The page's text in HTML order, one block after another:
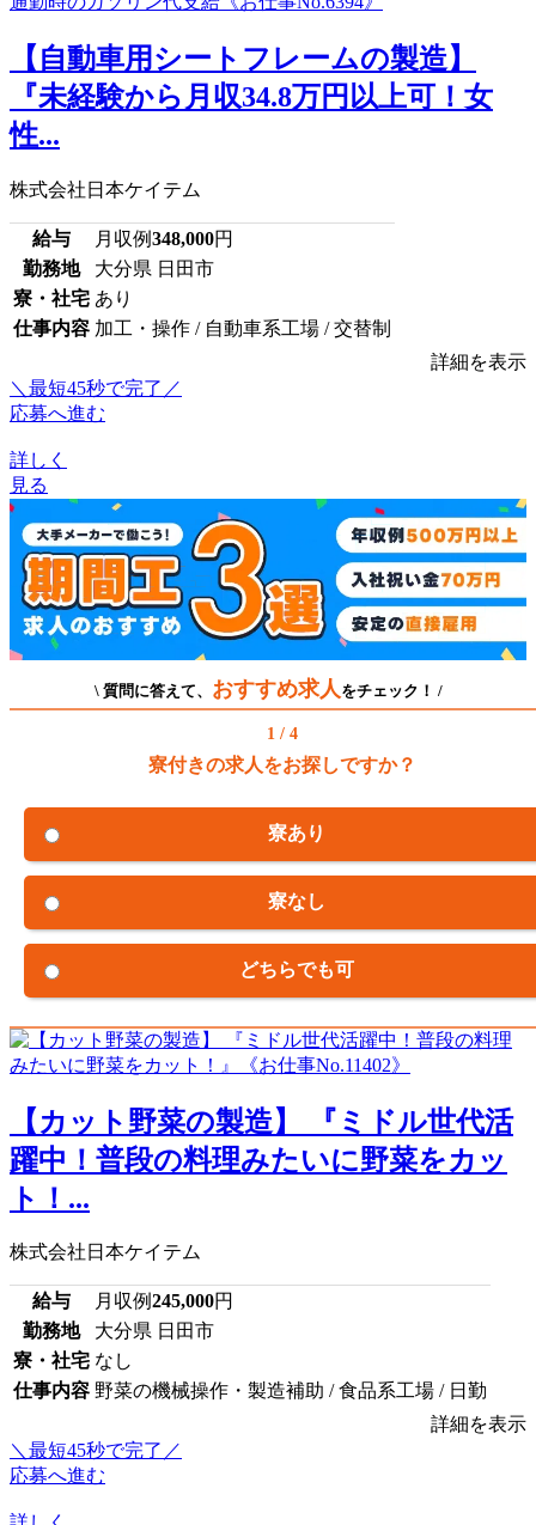
【自動車用シートフレームの製造】
『未経験から月収34.8万円以上可！女
性...
株式会社日本ケイテム
給与 月収例348,000円
勤務地
大分県 日田市
寮・社宅 あり
仕事内容 加工・操作 / 自動車系工場 / 交替制
詳細を表示
＼最短45秒で完了／
応募へ進む
詳しく
見る
\ 質問に答えて、 おすすめ求人 をチェック！ /
1 / 4
寮付きの求人をお探しですか？
寮あり
寮なし
どちらでも可
【カット野菜の製造】 『ミドル世代活
躍中！普段の料理みたいに野菜をカッ
ト！...
株式会社日本ケイテム
給与 月収例245,000円
勤務地
大分県 日田市
寮・社宅 なし
仕事内容 野菜の機械操作・製造補助 / 食品系工場 / 日勤
詳細を表示
＼最短45秒で完了／
応募へ進む